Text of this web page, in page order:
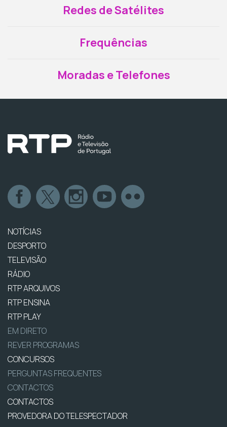
Redes de Satélites
Frequências
Moradas e Telefones
NOTÍCIAS
DESPORTO
TELEVISÃO
RÁDIO
RTP ARQUIVOS
RTP ENSINA
RTP PLAY
EM DIRETO
REVER PROGRAMAS
CONCURSOS
PERGUNTAS FREQUENTES
CONTACTOS
CONTACTOS
PROVEDORA DO TELESPECTADOR